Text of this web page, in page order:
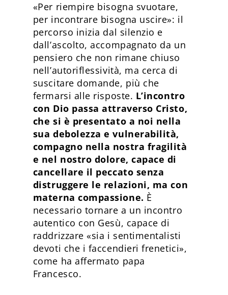
«Per riempire bisogna svuotare,
per incontrare bisogna uscire»: il
percorso inizia dal silenzio e
dall’ascolto, accompagnato da un
pensiero che non rimane chiuso
nell’autoriflessività, ma cerca di
suscitare domande, più che
fermarsi alle risposte. L’incontro
con Dio passa attraverso Cristo,
che si è presentato a noi nella
sua debolezza e vulnerabilità,
compagno nella nostra fragilità
e nel nostro dolore, capace di
cancellare il peccato senza
distruggere le relazioni, ma con
materna compassione. È
necessario tornare a un incontro
autentico con Gesù, capace di
raddrizzare «sia i sentimentalisti
devoti che i faccendieri frenetici»,
come ha affermato papa
Francesco.